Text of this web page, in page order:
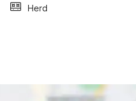
Herd